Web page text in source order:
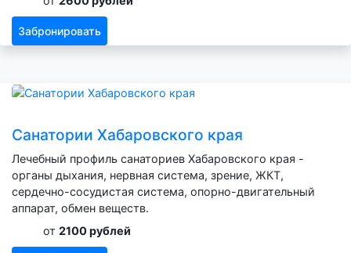
Забронировать
Санатории Хабаровского края
Лечебный профиль санаториев Хабаровского края -
органы дыхания, нервная система, зрение, ЖКТ,
сердечно-сосудистая система, опорно-двигательный
аппарат, обмен веществ.
от 2100 рублей